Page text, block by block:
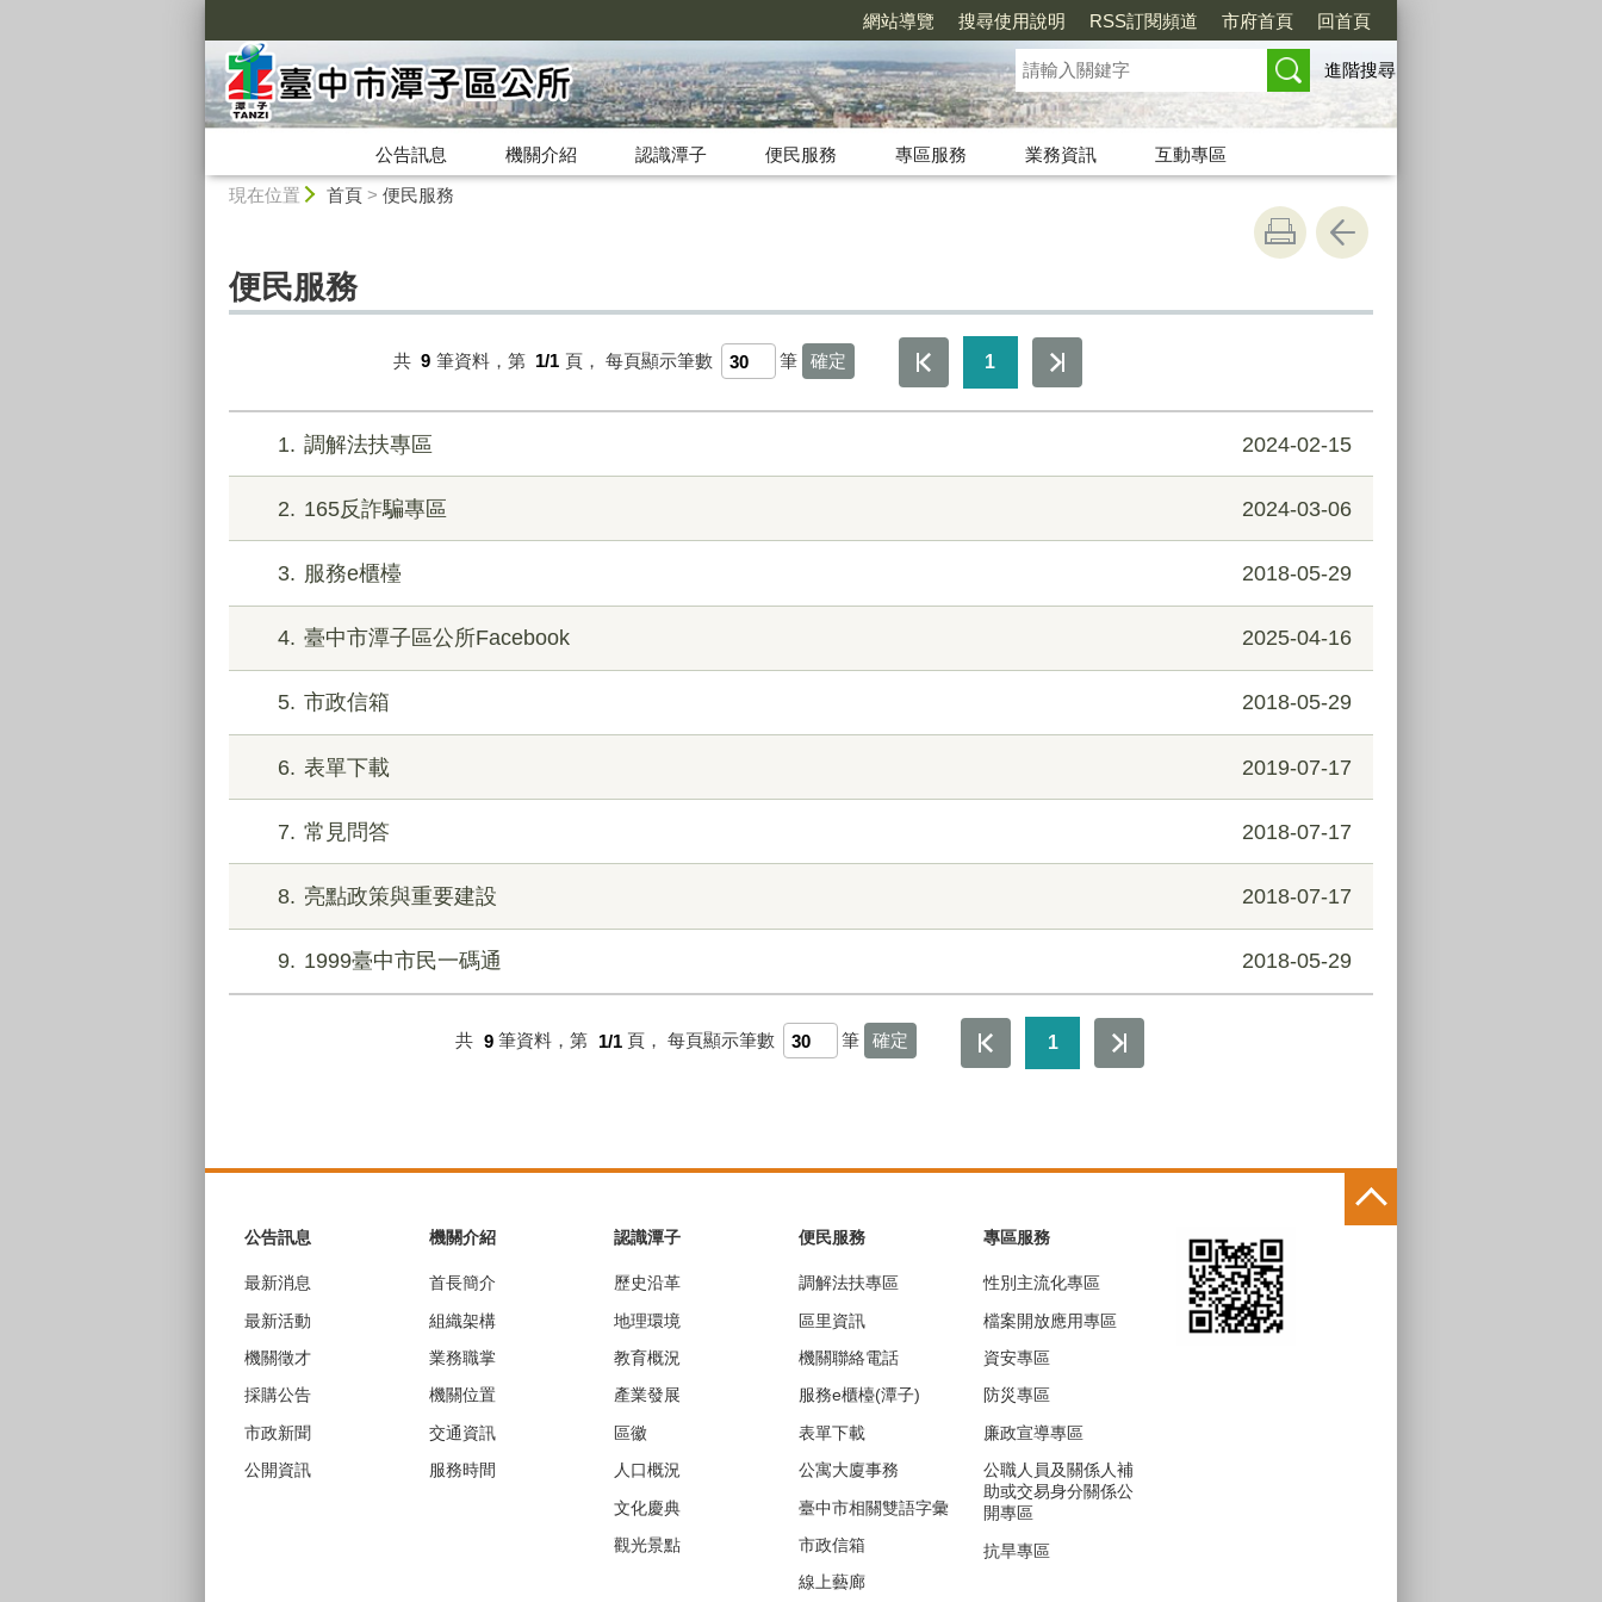
網站導覽 搜尋使用說明 RSS訂閱頻道 市府首頁 回首頁
進階搜尋
公告訊息 機關介紹 認識潭子 便民服務 專區服務 業務資訊
互動專區
現在位置 首頁> 便民服務
便民服務
共 9 筆資料，第 1/1 頁， 每頁顯示筆數 筆 1
1 調解法扶專區 2024-02-15
2 165反詐騙專區 2024-03-06
3 服務e櫃檯 2018-05-29
4 臺中市潭子區公所Facebook 2025-04-16
5 市政信箱 2018-05-29
6 表單下載 2019-07-17
7 常見問答 2018-07-17
8 亮點政策與重要建設 2018-07-17
9 1999臺中市民一碼通 2018-05-29
共 9 筆資料，第 1/1 頁， 每頁顯示筆數 筆 1
公告訊息
最新消息
最新活動
機關徵才
採購公告
市政新聞
公開資訊
機關介紹
首長簡介
組織架構
業務職掌
機關位置
交通資訊
服務時間
認識潭子
歷史沿革
地理環境
教育概況
產業發展
區徽
人口概況
文化慶典
觀光景點
便民服務
調解法扶專區
區里資訊
機關聯絡電話
服務e櫃檯(潭子)
表單下載
公寓大廈事務
臺中市相關雙語字彙
市政信箱
線上藝廊
專區服務
性別主流化專區
檔案開放應用專區
資安專區
防災專區
廉政宣導專區
公職人員及關係人補
助或交易身分關係公
開專區
抗旱專區